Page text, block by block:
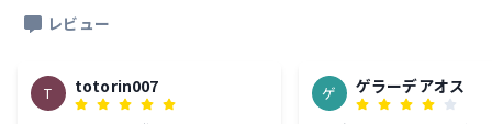
レビュー
T totorin007 ゲ ゲラーデアオス